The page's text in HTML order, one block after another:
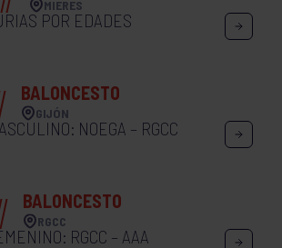
MIERES
POR EDADES
BALONCESTO
GIJÓN
NOEGA – RGCC
BALONCESTO
RGCC
RGCC – AAA